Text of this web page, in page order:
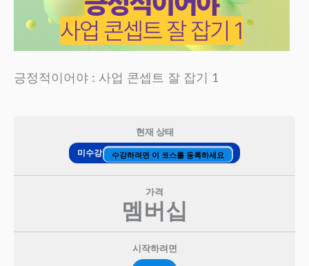
긍정적이어야 : 사업 콘셉트 잘 잡기 1
현재 상태
미수강 수강하려면 이 코스를 등록하세요
가격
멤버십
시작하려면